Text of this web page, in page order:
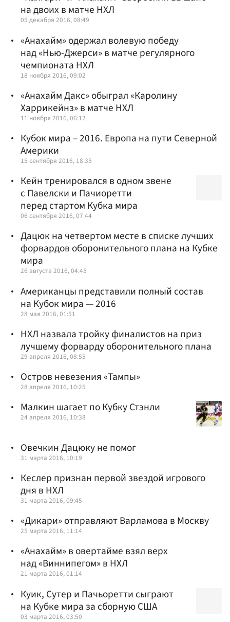
на двоих в матче НХЛ
05 декабря 2016, 08:49
«Анахайм» одержал волевую победу
над «Нью-Джерси» в матче регулярного
чемпионата НХЛ
18 ноября 2016, 09:02
«Анахайм Дакс» обыграл «Каролину
Харрикейнз» в матче НХЛ
11 ноября 2016, 06:12
Кубок мира – 2016. Европа на пути Северной
Америки
15 сентября 2016, 18:35
Кейн тренировался в одном звене
с Павелски и Пачиоретти
перед стартом Кубка мира
06 сентября 2016, 07:44
Дацюк на четвертом месте в списке лучших
форвардов оборонительного плана на Кубке
мира
26 августа 2016, 04:45
Американцы представили полный состав
на Кубок мира — 2016
28 мая 2016, 01:51
НХЛ назвала тройку финалистов на приз
лучшему форварду оборонительного плана
29 апреля 2016, 08:55
Остров невезения «Тампы»
28 апреля 2016, 10:25
Малкин шагает по Кубку Стэнли
24 апреля 2016, 10:38
Овечкин Дацюку не помог
31 марта 2016, 10:19
Кеслер признан первой звездой игрового
дня в НХЛ
31 марта 2016, 09:45
«Дикари» отправляют Варламова в Москву
25 марта 2016, 11:14
«Анахайм» в овертайме взял верх
над «Виннипегом» в НХЛ
21 марта 2016, 01:14
Куик, Сутер и Пачьоретти сыграют
на Кубке мира за сборную США
03 марта 2016, 03:50